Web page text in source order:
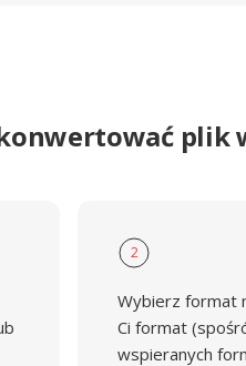
plik
2
Wybierz format
Ci format
wspieranych